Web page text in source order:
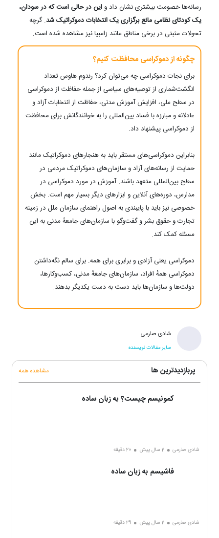
رسانه‌ها خصومت بیشتری نشان داد واین در حالی است که در سودان،
یک کودتای نظامی مانع برگزاری یک انتخابات دموکراتیک شد. گرچه
تحولات مثبتی در برخی مناطق مانند زامبیا نیز مشاهده شده است.
چگونه از دموکراسی محافظت کنیم؟
برای نجات دموکراسی چه می‌توان کرد؟ رندوم هاوس تعداد
انگشت‌شماری از توصیه‌های سیاسی از جمله حفاظت از دموکراسی
در سطح ملی، افزایش آموزش مدنی، حفاظت از انتخابات آزاد و
عادلانه و مبارزه با فساد بین‌المللی را به خوانندگانش برای محافظت
از دموکراسی پیشنهاد داد.
بنابراین دموکراسی‌های مستقر باید به هنجارهای دموکراتیک مانند
حمایت از رسانه‌های آزاد و سازمان‌های دموکراتیک مردمی در
سطح بین‌المللی متعهد باشند. آموزش در مورد دموکراسی در
مدارس، دوره‌های آنلاین و ابزارهای دیگر بسیار مهم است. بخش
خصوصی نیز باید با پایبندی به اصول راهنمای سازمان ملل در زمینه
تجارت و حقوق بشر و گفت‌وگو با سازمان‌های جامعهٔ مدنی به این
مسئله کمک کند.
دموکراسی یعنی آزادی و برابری برای همه. برای سالم نگه‌داشتن
دموکراسی همهٔ افراد، سازمان‌های جامعهٔ مدنی، کسب‌وکارها،
دولت‌ها و سازمان‌ها باید دست به دست یکدیگر بدهند.
شادی صارمی
سایر مقالات نویسنده
پربازدیدترین ها مشاهده همه
کمونیسم چیست؟ به زبان ساده
شادی صارمی 2 سال پیش 20 دقیقه
فاشیسم به زبان ساده
شادی صارمی 2 سال پیش 29 دقیقه